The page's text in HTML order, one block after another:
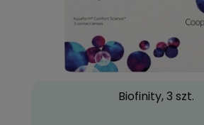
Biofinity, 3 szt.